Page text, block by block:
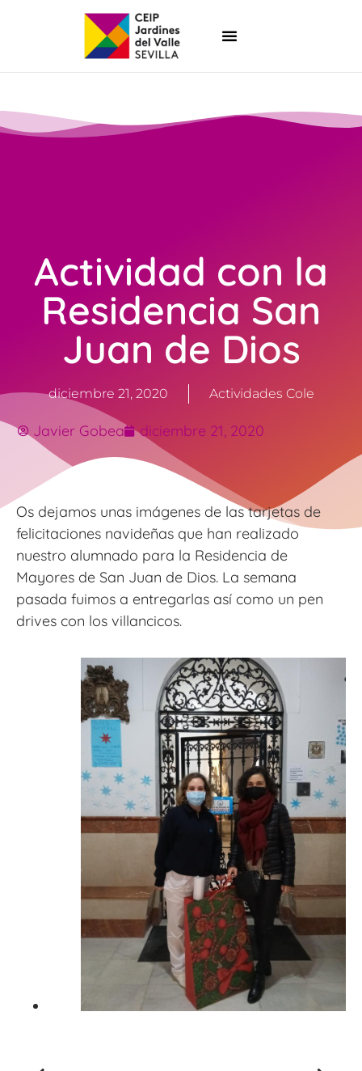
Actividad con la
Residencia San
Juan de Dios
diciembre 21, 2020 Actividades Cole
Javier Gobea diciembre 21, 2020
Os dejamos unas imágenes de las tarjetas de
felicitaciones navideñas que han realizado
nuestro alumnado para la Residencia de
Mayores de San Juan de Dios. La semana
pasada fuimos a entregarlas así como un pen
drives con los villancicos.